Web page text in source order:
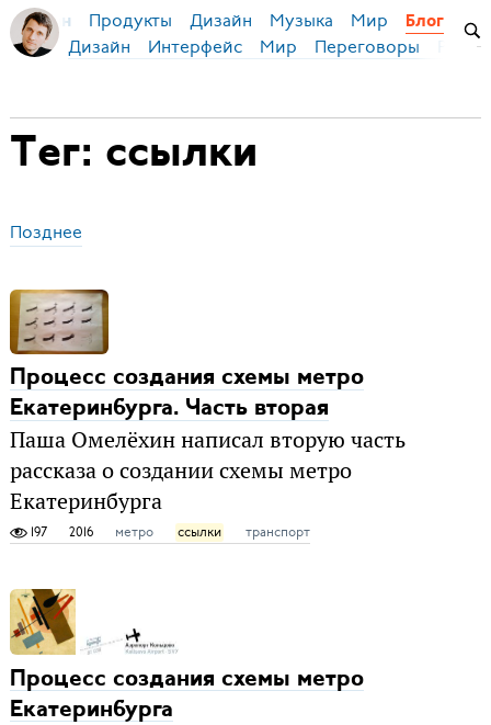
Бирман Продукты Дизайн Музыка Мир Блог
Дизайн Интерфейс Мир Переговоры
Тег: ссылки
Позднее
Процесс создания схемы метро
Екатеринбурга. Часть вторая
Паша Омелёхин написал вторую часть
рассказа о создании схемы метро
Екатеринбурга
197 2016 метро ссылки транспорт
Процесс создания схемы метро
Екатеринбурга